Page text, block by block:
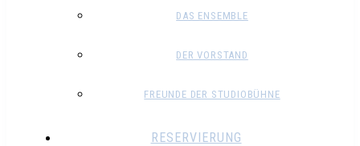
DAS ENSEMBLE
DER VORSTAND
FREUNDE DER STUDIOBÜHNE
RESERVIERUNG